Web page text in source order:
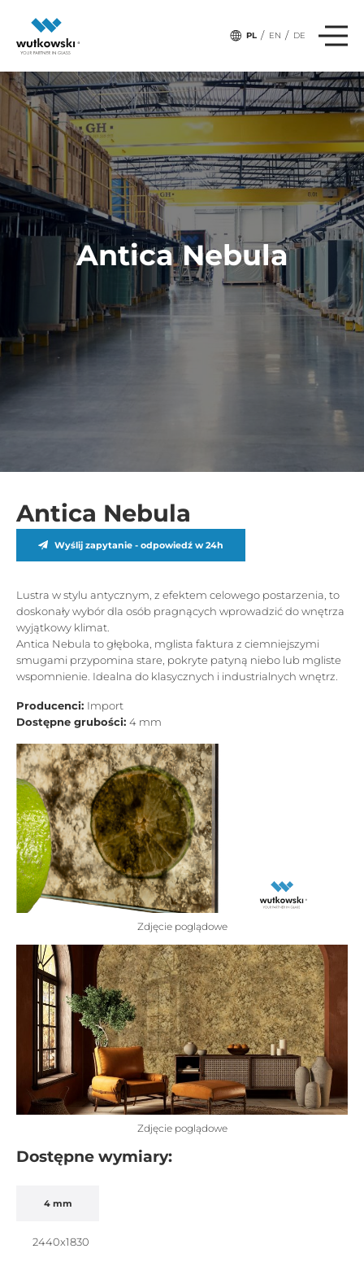
PL / EN / DE
Antica Nebula
Antica Nebula
Wyślij zapytanie - odpowiedź w 24h
Lustra w stylu antycznym, z efektem celowego postarzenia, to
doskonały wybór dla osób pragnących wprowadzić do wnętrza
wyjątkowy klimat.
Antica Nebula to głęboka, mglista faktura z ciemniejszymi
smugami przypomina stare, pokryte patyną niebo lub mgliste
wspomnienie. Idealna do klasycznych i industrialnych wnętrz.
Producenci: Import
Dostępne grubości: 4 mm
Zdjęcie poglądowe
Zdjęcie poglądowe
Dostępne wymiary:
4 mm
2440x1830